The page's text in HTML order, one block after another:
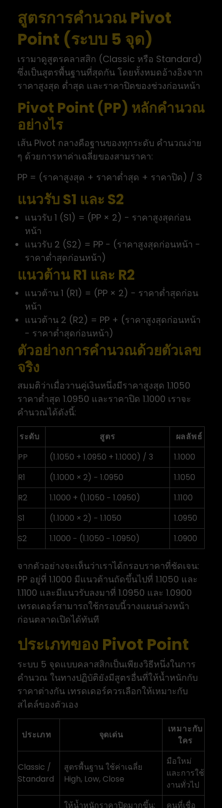
สูตรการคำนวณ Pivot
Point (ระบบ 5 จุด)
เรามาดูสูตรคลาสสิก (Classic หรือ Standard)
ซึ่งเป็นสูตรพื้นฐานที่สุดกัน โดยทั้งหมดอ้างอิงจาก
ราคาสูงสุด ต่ำสุด และราคาปิดของช่วงก่อนหน้า
Pivot Point (PP) หลักคำนวณ
อย่างไร
เส้น Pivot กลางคือฐานของทุกระดับ คำนวณง่าย
ๆ ด้วยการหาค่าเฉลี่ยของสามราคา:
PP = (ราคาสูงสุด + ราคาต่ำสุด + ราคาปิด) / 3
แนวรับ S1 และ S2
แนวรับ 1 (S1) = (PP × 2) − ราคาสูงสุดก่อน
หน้า
แนวรับ 2 (S2) = PP − (ราคาสูงสุดก่อนหน้า −
ราคาต่ำสุดก่อนหน้า)
แนวต้าน R1 และ R2
แนวต้าน 1 (R1) = (PP × 2) − ราคาต่ำสุดก่อน
หน้า
แนวต้าน 2 (R2) = PP + (ราคาสูงสุดก่อนหน้า
− ราคาต่ำสุดก่อนหน้า)
ตัวอย่างการคำนวณด้วยตัวเลข
จริง
สมมติว่าเมื่อวานคู่เงินหนึ่งมีราคาสูงสุด 1.1050
ราคาต่ำสุด 1.0950 และราคาปิด 1.1000 เราจะ
คำนวณได้ดังนี้:
ระดับ สูตร
ผลลัพธ์
PP
(1.1050 + 1.0950 + 1.1000) / 3
1.1000
R1
(1.1000 × 2) − 1.0950
1.1050
R2
1.1000 + (1.1050 − 1.0950)
1.1100
S1
(1.1000 × 2) − 1.1050
1.0950
S2
1.1000 − (1.1050 − 1.0950) 1.0900
จากตัวอย่างจะเห็นว่าเราได้กรอบราคาที่ชัดเจน:
PP อยู่ที่ 1.1000 มีแนวต้านถัดขึ้นไปที่ 1.1050 และ
1.1100 และมีแนวรับลงมาที่ 1.0950 และ 1.0900
เทรดเดอร์สามารถใช้กรอบนี้วางแผนล่วงหน้า
ก่อนตลาดเปิดได้ทันที
ประเภทของ Pivot Point
ระบบ 5 จุดแบบคลาสสิกเป็นเพียงวิธีหนึ่งในการ
คำนวณ ในทางปฏิบัติยังมีสูตรอื่นที่ให้น้ำหนักกับ
ราคาต่างกัน เทรดเดอร์ควรเลือกให้เหมาะกับ
สไตล์ของตัวเอง
ประเภท จุดเด่น
เหมาะกับ
ใคร
Classic /
Standard
สูตรพื้นฐาน ใช้ค่าเฉลี่ย
High, Low, Close
มือใหม่
และการใช้
งานทั่วไป
ให้น้ำหนักราคาปิดมากขึ้น:
คนที่เชื่อ